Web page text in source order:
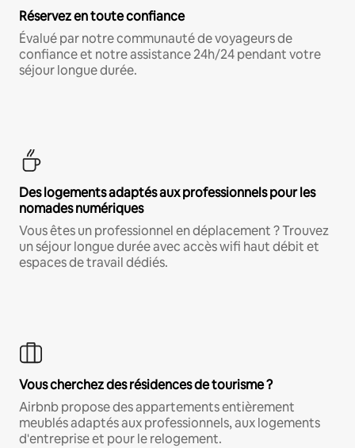
Réservez en toute confiance
Évalué par notre communauté de voyageurs de
confiance et notre assistance 24h/24 pendant votre
séjour longue durée.
Des logements adaptés aux professionnels pour les
nomades numériques
Vous êtes un professionnel en déplacement ? Trouvez
un séjour longue durée avec accès wifi haut débit et
espaces de travail dédiés.
Vous cherchez des résidences de tourisme ?
Airbnb propose des appartements entièrement
meublés adaptés aux professionnels, aux logements
d'entreprise et pour le relogement.